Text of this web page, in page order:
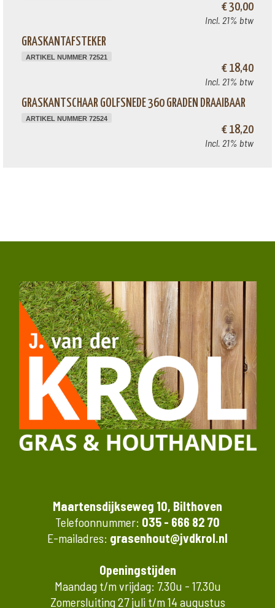
€ 30,00
Incl. 21% btw
GRASKANTAFSTEKER
ARTIKEL NUMMER 72521
€ 18,40
Incl. 21% btw
GRASKANTSCHAAR GOLFSNEDE 360 GRADEN DRAAIBAAR
ARTIKEL NUMMER 72524
€ 18,20
Incl. 21% btw
Maartensdijkseweg 10, Bilthoven
Telefoonnummer: 035 - 666 82 70
E-mailadres: grasenhout@jvdkrol.nl
Openingstijden
Maandag t/m vrijdag: 7.30u - 17.30u
Zomersluiting 27 juli t/m 14 augustus